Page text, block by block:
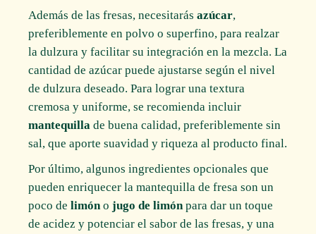
Además de las fresas, necesitarásazúcar,
preferiblemente en polvo o superfino, para realzar
la dulzura y facilitar su integración en la mezcla. La
cantidad de azúcar puede ajustarse según el nivel
de dulzura deseado. Para lograr una textura
cremosa y uniforme, se recomienda incluir
mantequilla de buena calidad, preferiblemente sin
sal, que aporte suavidad y riqueza al producto final.
Por último, algunos ingredientes opcionales que
pueden enriquecer la mantequilla de fresa son un
poco delimón ojugo de limón para dar un toque
de acidez y potenciar el sabor de las fresas, y una